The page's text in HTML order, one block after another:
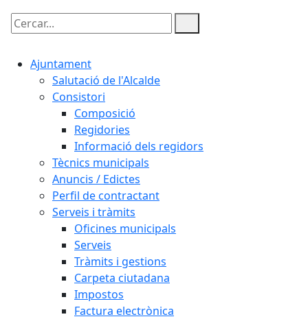
Cercar:
Ajuntament
Salutació de l'Alcalde
Consistori
Composició
Regidories
Informació dels regidors
Tècnics municipals
Anuncis / Edictes
Perfil de contractant
Serveis i tràmits
Oficines municipals
Serveis
Tràmits i gestions
Carpeta ciutadana
Impostos
Factura electrònica